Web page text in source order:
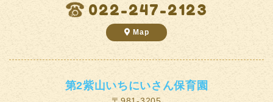
022-247-2123
Map
第2紫山いちにいさん保育園